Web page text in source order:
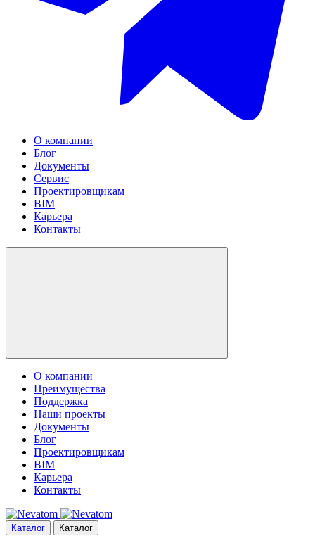
О компании
Блог
Документы
Сервис
Проектировщикам
BIM
Карьера
Контакты
О компании
Преимущества
Поддержка
Наши проекты
Документы
Блог
Проектировщикам
BIM
Карьера
Контакты
Каталог Каталог